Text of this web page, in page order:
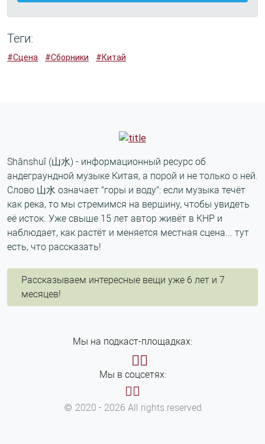
Теги:
#Сцена #Сборники #Китай
Shānshuǐ (山水) - информационный ресурс об
андеграундной музыке Китая, а порой и не только о ней.
Слово 山水 означает "горы и воду": если музыка течёт
как река, то мы стремимся на вершину, чтобы увидеть
её исток. Уже свыше 15 лет автор живёт в КНР и
наблюдает, как растёт и меняется местная сцена... тут
есть, что рассказать!
Рассказываем интересные вещи уже 6 лет и 7
месяцев!
Мы на подкаст-площадках:
Мы в соцсетях:
© 2020 - 2026 All rights reserved